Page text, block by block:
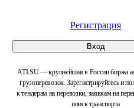
Регистрация
Вход
ATI.SU — крупнейшая в России биржа
грузоперевозок. Зарегистрируйтесь и
к тендерам на перевозки, заявкам на
поиск транспорта